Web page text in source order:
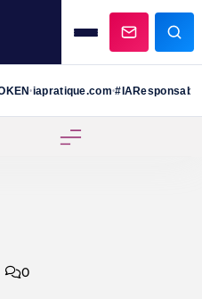
•iapratique.com•#IAResponsable
0